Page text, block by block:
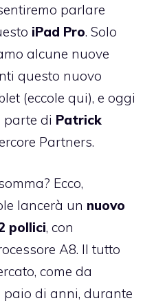
parlare
iPad Pro. Solo
alcune nuove
questo nuovo
(eccole qui), e oggi
parte di Patrick
Partners.
Ecco,
lancerà un nuovo
pollici, con
A8. Il tutto
come da
di anni, durante